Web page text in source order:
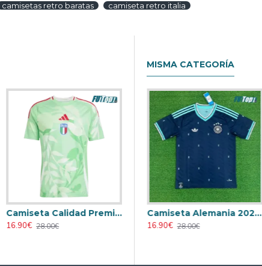
camisetas retro baratas camiseta retro italia
Camiseta Calidad Premium Italia Visitante 2025 la EURO Femenina
16.90€ 28.00€
MISMA CATEGORÍA
23.90€ 31.00€
Camiseta Alemania 2026 Azul
16.90€ 28.00€